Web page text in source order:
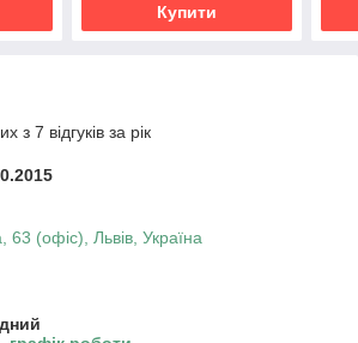
Купити
з 7 відгуків за рік
63 (офіс), Львів, Україна